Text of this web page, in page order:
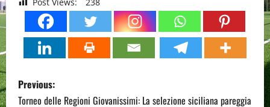
P
Previous:
Torneo delle Regioni Giovanissimi: La selezione siciliana pareggia